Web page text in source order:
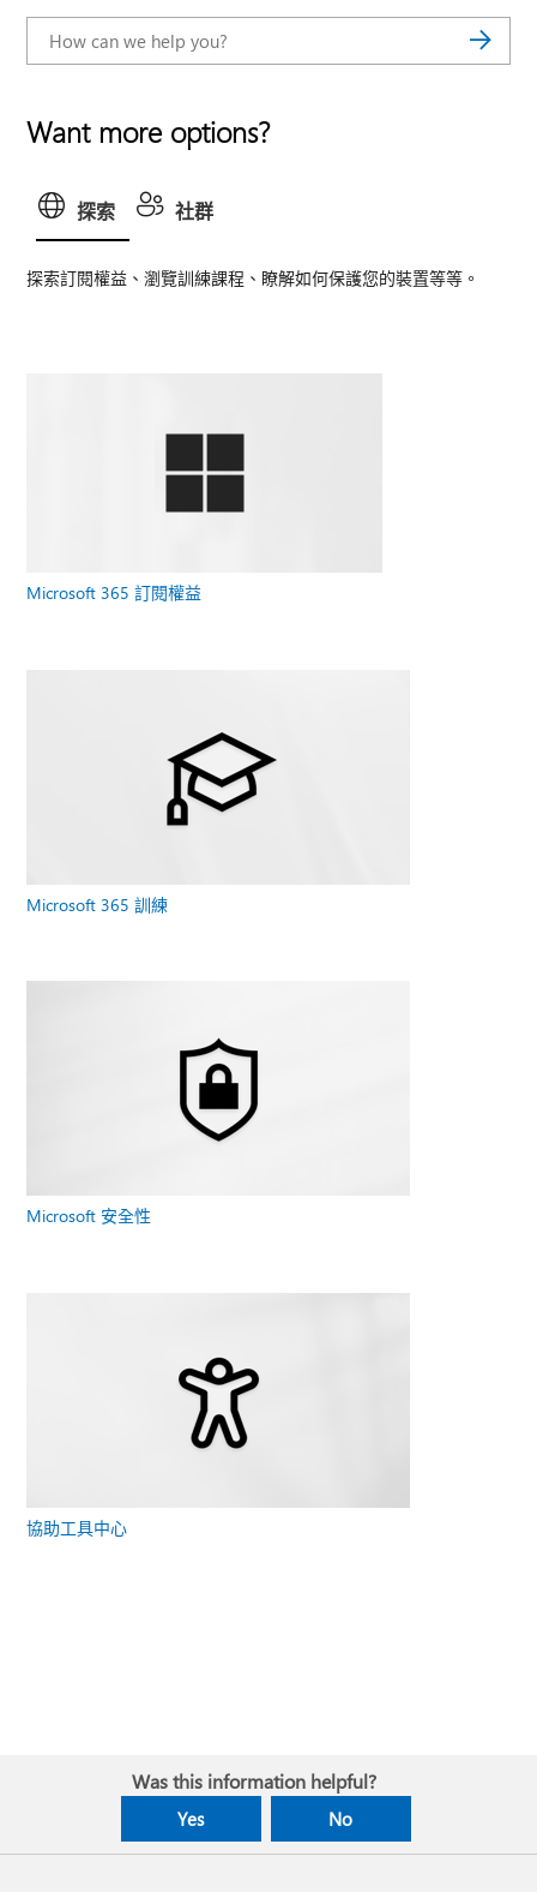
Want more options?
探索 社群
探索訂閱權益、瀏覽訓練課程、瞭解如何保護您的裝置等等。
Microsoft 365 訂閱權益
Microsoft 365 訓練
Microsoft 安全性
協助工具中心
Was this information helpful?
Yes No